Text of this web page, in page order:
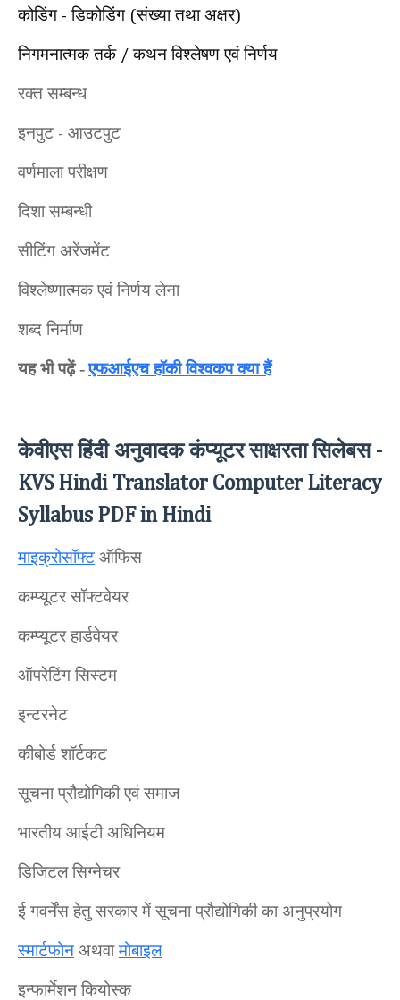
कोडिंग - डिकोडिंग (संख्या तथा अक्षर)
निगमनात्मक तर्क / कथन विश्लेषण एवं निर्णय
रक्त सम्बन्ध
इनपुट - आउटपुट
वर्णमाला परीक्षण
दिशा सम्बन्धी
सीटिंग अरेंजमेंट
विश्लेष्णात्मक एवं निर्णय लेना
शब्द निर्माण
यह भी पढ़ें -एफआईएच हॉकी विश्वकप क्या हैं
केवीएस हिंदी अनुवादक कंप्यूटर साक्षरता सिलेबस -
KVS Hindi Translator Computer Literacy
Syllabus PDF in Hindi
माइक्रोसॉफ्ट ऑफिस
कम्प्यूटर सॉफ्टवेयर
कम्प्यूटर हार्डवेयर
ऑपरेटिंग सिस्टम
इन्टरनेट
कीबोर्ड शॉर्टकट
सूचना प्रौद्योगिकी एवं समाज
भारतीय आईटी अधिनियम
डिजिटल सिग्नेचर
ई गवर्नेंस हेतु सरकार में सूचना प्रौद्योगिकी का अनुप्रयोग
स्मार्टफोन अथवामोबाइल
इन्फार्मेशन कियोस्क